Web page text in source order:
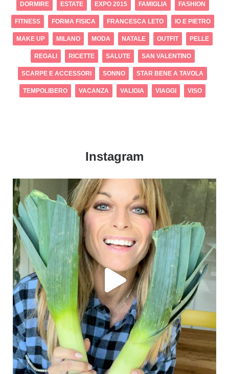
DORMIRE ESTATE EXPO 2015 FAMIGLIA FASHION
FITNESS FORMA FISICA FRANCESCA LETO IO E PIETRO
MAKE UP MILANO MODA NATALE OUTFIT PELLE
REGALI RICETTE SALUTE SAN VALENTINO
SCARPE E ACCESSORI SONNO STAR BENE A TAVOLA
TEMPOLIBERO VACANZA VALIGIA VIAGGI VISO
Instagram